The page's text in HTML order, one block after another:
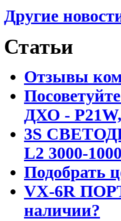
Другие
Статьи
Отзывы
ДХО - P21W,
3S
L2 3000-
Подобрать
VX-6R
наличии?